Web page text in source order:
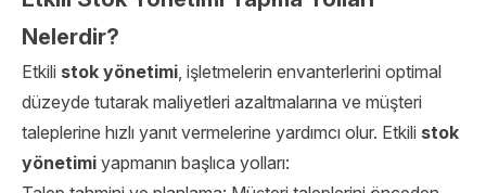
Nelerdir?
Etkili stok yönetimi, işletmelerin envanterlerini optimal
düzeyde tutarak maliyetleri azaltmalarına ve müşteri
taleplerine hızlı yanıt vermelerine yardımcı olur. Etkili stok
yönetimi yapmanın başlıca yolları: